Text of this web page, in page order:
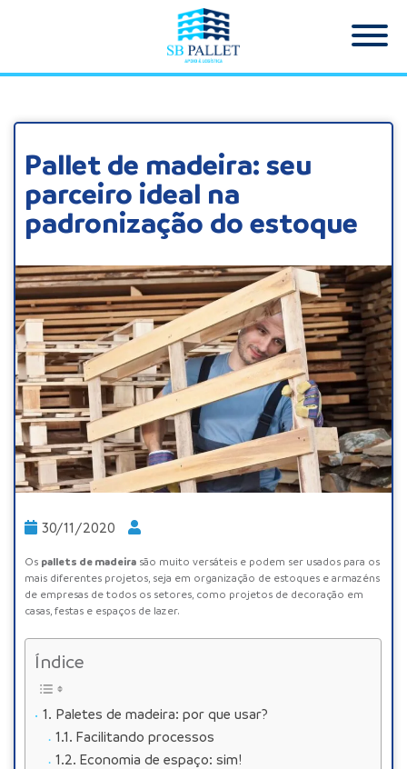
Pallet de madeira: seu
parceiro ideal na
padronização do estoque
30/11/2020
Os pallets de madeira são muito versáteis e podem ser usados ​​para os
mais diferentes projetos, seja em organização de estoques e armazéns
de empresas de todos os setores, como projetos de decoração em
casas, festas e espaços de lazer.
Índice
Paletes de madeira: por que usar?
Facilitando processos
Economia de espaço: sim!